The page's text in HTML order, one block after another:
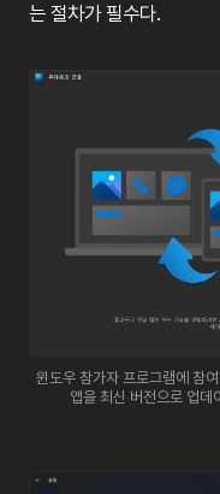
는 절차가 필수다.
윈도우 참가자 프로그램에 참
앱을 최신 버전으로 업데